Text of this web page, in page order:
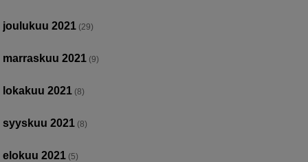
joulukuu 2021 (29)
marraskuu 2021 (9)
lokakuu 2021 (8)
syyskuu 2021 (8)
elokuu 2021 (5)